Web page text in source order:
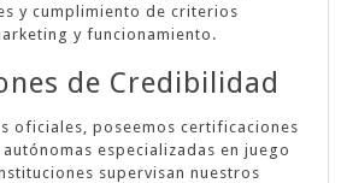
y cumplimiento de criterios
y funcionamiento.
de Credibilidad
oficiales, poseemos certificaciones
especializadas en juego
supervisan nuestros